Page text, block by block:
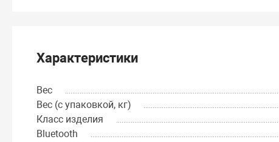
Характеристики
Вес
Вес (с упаковкой, кг)
Класс изделия
Bluetooth